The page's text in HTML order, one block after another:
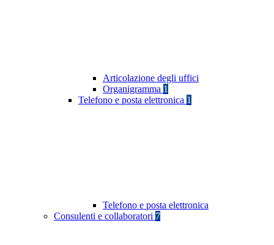
Articolazione degli uffici
Organigramma 1
Telefono e posta elettronica 1
Telefono e posta elettronica
Consulenti e collaboratori 7